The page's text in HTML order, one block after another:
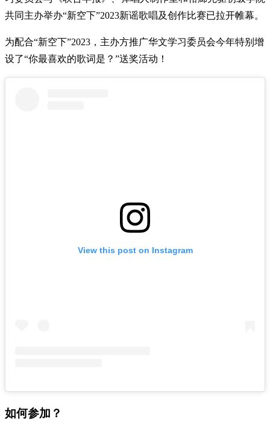
共同主办举办“新空下”2023新谣歌唱及创作比赛已拉开帷幕。
为配合“新空下”2023，主办方推广华文学习委员会今年特别增
设了“你最喜欢的歌词是？”送奖活动！
View this post on Instagram
如何参加？